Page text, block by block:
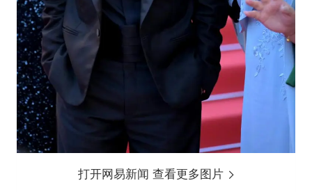
打开网易新闻 查看更多图片